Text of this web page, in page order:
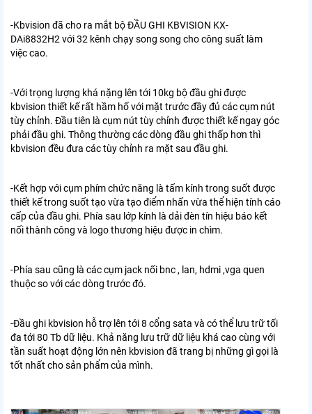
-Kbvision đã cho ra mắt bộĐẦU GHI KBVISION KX-
DAi8832H2 với 32 kênh chạy song song cho công suất làm
việc cao.
-Với trọng lượng khá nặng lên tới 10kg bộ đầu ghi được
kbvision thiết kế rất hầm hố với mặt trước đầy đủ các cụm nút
tùy chỉnh. Đầu tiên là cụm nút tùy chỉnh được thiết kế ngay góc
phải đầu ghi. Thông thường các dòng đầu ghi thấp hơn thì
kbvision đều đưa các tùy chỉnh ra mặt sau đầu ghi.
-Kết hợp với cụm phím chức năng là tấm kính trong suốt được
thiết kế trong suốt tạo vừa tạo điểm nhấn vừa thể hiện tính cáo
cấp của đầu ghi. Phía sau lớp kính là dải đèn tín hiệu báo kết
nối thành công và logo thương hiệu được in chìm.
-Phía sau cũng là các cụm jack nối bnc , lan, hdmi ,vga quen
thuộc so với các dòng trước đó.
-Đầu ghi kbvision hỗ trợ lên tới 8 cổng sata và có thể lưu trữ tối
đa tới 80 Tb dữ liệu. Khả năng lưu trữ dữ liệu khá cao cùng với
tần suất hoạt động lớn nên kbvision đã trang bị những gì gọi là
tốt nhất cho sản phẩm của mình.